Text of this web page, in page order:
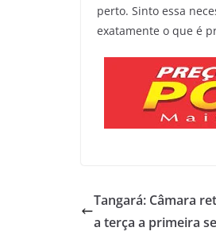
perto. Sinto essa
exatamente o que é
Tangará: Câmara
a terça a primeira